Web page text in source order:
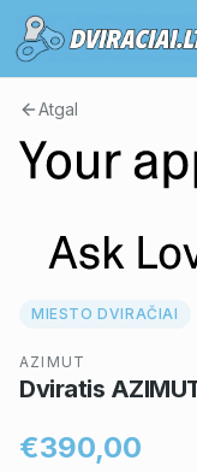
Atgal
MIESTO DVIRAČIAI
AZIMUT
Dviratis
€390,00